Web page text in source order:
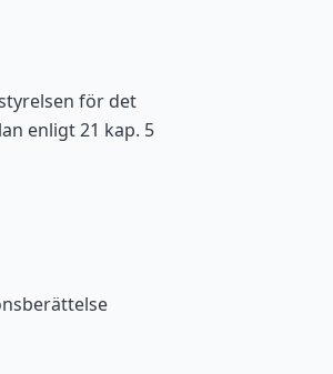
för det
enligt 21 kap. 5